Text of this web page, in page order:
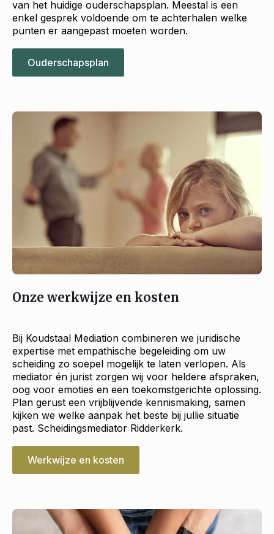
van het huidige ouderschapsplan. Meestal is een
enkel gesprek voldoende om te achterhalen welke
punten er aangepast moeten worden.
Ouderschapsplan
Onze werkwijze en kosten
Bij Koudstaal Mediation combineren we juridische
expertise met empathische begeleiding om uw
scheiding zo soepel mogelijk te laten verlopen. Als
mediator én jurist zorgen wij voor heldere afspraken,
oog voor emoties en een toekomstgerichte oplossing.
Plan gerust een vrijblijvende kennismaking, samen
kijken we welke aanpak het beste bij jullie situatie
past. Scheidingsmediator Ridderkerk.
Werkwijze en kosten